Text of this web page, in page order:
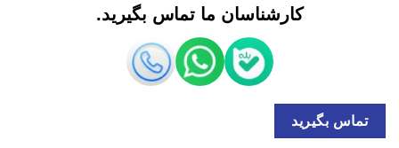
کارشناسان ما تماس بگیرید.
تماس بگیرید